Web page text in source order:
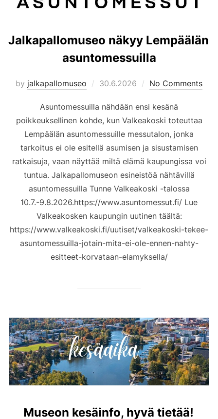
Jalkapallomuseo näkyy Lempäälän
asuntomessuilla
by jalkapallomuseo
Posted
30.6.2026 No Comments
Asuntomessuilla nähdään ensi kesänä
poikkeuksellinen kohde, kun Valkeakoski toteuttaa
Lempäälän asuntomessuille messutalon, jonka
tarkoitus ei ole esitellä asumisen ja sisustamisen
ratkaisuja, vaan näyttää miltä elämä kaupungissa voi
tuntua. Jalkapallomuseon esineistöä nähtävillä
asuntomessuilla Tunne Valkeakoski -talossa
10.7.-9.8.2026.https://www.asuntomessut.fi/ Lue
Valkeakosken kaupungin uutinen täältä:
https://www.valkeakoski.fi/uutiset/valkeakoski-tekee-
asuntomessuilla-jotain-mita-ei-ole-ennen-nahty-
esitteet-korvataan-elamyksella/
Museon kesäinfo, hyvä tietää!